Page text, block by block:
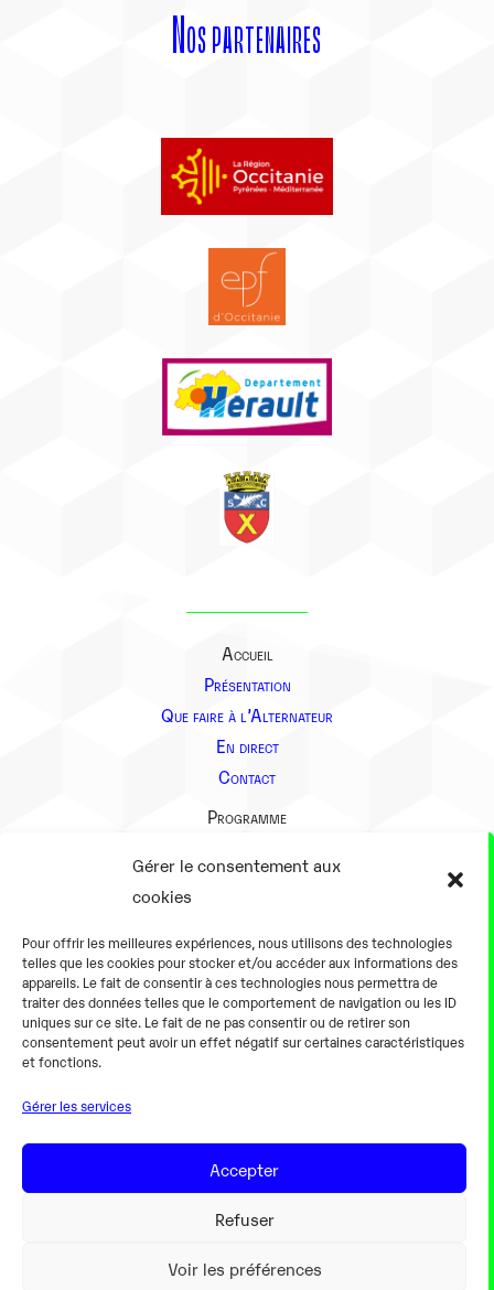
Gérer le consentement aux
cookies
Pour offrir les meilleures expériences, nous utilisons des technologies
telles que les cookies pour stocker et/ou accéder aux informations des
appareils. Le fait de consentir à ces technologies nous permettra de
traiter des données telles que le comportement de navigation ou les ID
uniques sur ce site. Le fait de ne pas consentir ou de retirer son
consentement peut avoir un effet négatif sur certaines caractéristiques
et fonctions.
Gérer les services
Accepter
Refuser
Voir les préférences
Nos partenaires
Accueil
Présentation
Que faire à l’Alternateur
En direct
Contact
Programme
Présentation
En pratique
Tarifs et horaires
Salles
Équipements numériques
Gaming
Mentions légales